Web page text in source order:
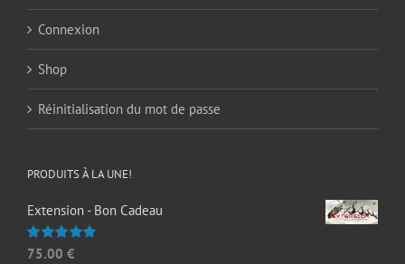
Connexion
Shop
Réinitialisation du mot de passe
PRODUITS À LA UNE!
Extension - Bon Cadeau
Note5.00
75.00 €